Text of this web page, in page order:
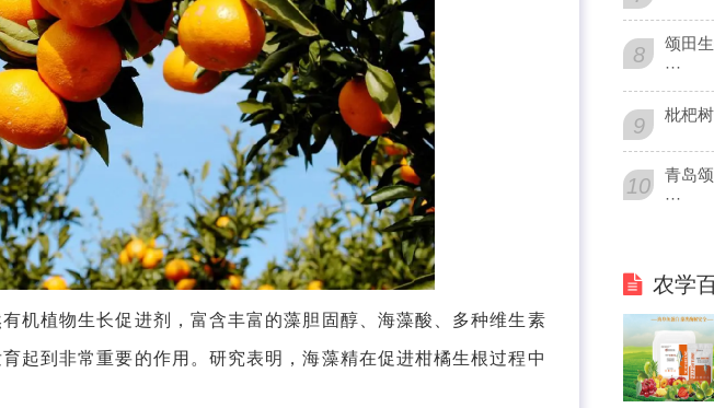
植物生长促进剂，富含丰富的藻胆固醇、海藻酸、多种维生素
起到非常重要的作用。研究表明，海藻精在促进柑橘生根过程中
8
颂田
···
9 枇杷
10
青岛
···
农学